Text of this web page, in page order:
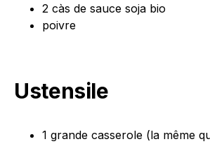
2 càs de sauce soja bio
poivre
Ustensile
1 grande casserole (la même